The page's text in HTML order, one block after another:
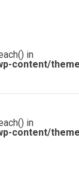
in
content/
in
content/